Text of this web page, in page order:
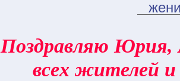
Поздравляю
всех жителей